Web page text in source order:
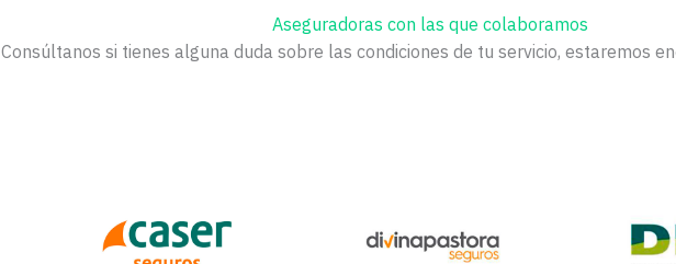
Aseguradoras con las que colaboramos
Consúltanos si tienes alguna duda sobre las condiciones de tu servicio, estaremos